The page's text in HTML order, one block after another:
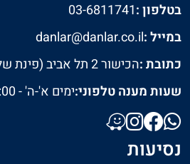
בטלפון :03-6811741
במייל :danlar@danlar.co.il
כתובת :הכישור 2 תל אביב (פינת שלבים 16)
שעות מענה טלפוני:ימים א'-ה' - 10:00-15:00
נסיעות